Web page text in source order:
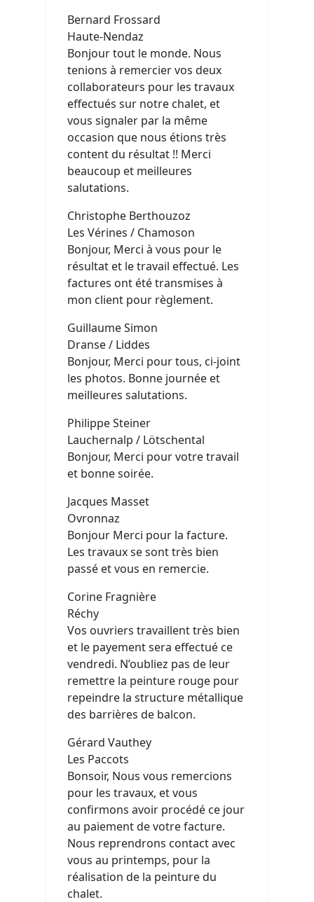
Bernard Frossard
Haute-Nendaz
Bonjour tout le monde. Nous
tenions à remercier vos deux
collaborateurs pour les travaux
effectués sur notre chalet, et
vous signaler par la même
occasion que nous étions très
content du résultat !! Merci
beaucoup et meilleures
salutations.
Christophe Berthouzoz
Les Vérines / Chamoson
Bonjour, Merci à vous pour le
résultat et le travail effectué. Les
factures ont été transmises à
mon client pour règlement.
Guillaume Simon
Dranse / Liddes
Bonjour, Merci pour tous, ci-joint
les photos. Bonne journée et
meilleures salutations.
Philippe Steiner
Lauchernalp / Lötschental
Bonjour, Merci pour votre travail
et bonne soirée.
Jacques Masset
Ovronnaz
Bonjour Merci pour la facture.
Les travaux se sont très bien
passé et vous en remercie.
Corine Fragnière
Réchy
Vos ouvriers travaillent très bien
et le payement sera effectué ce
vendredi. N’oubliez pas de leur
remettre la peinture rouge pour
repeindre la structure métallique
des barrières de balcon.
Gérard Vauthey
Les Paccots
Bonsoir, Nous vous remercions
pour les travaux, et vous
confirmons avoir procédé ce jour
au paiement de votre facture.
Nous reprendrons contact avec
vous au printemps, pour la
réalisation de la peinture du
chalet.